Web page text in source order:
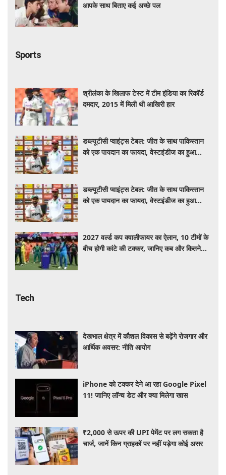
आपके साथ बिताए कई अच्छे पल
Sports
श्रीलंका के खिलाफ टेस्ट में टीम इंडिया का रिकॉर्ड
दमदार, 2015 में मिली थी आखिरी हार
डब्ल्यूटीसी प्वाइंट्स टेबल: जीत के साथ पाकिस्तान
को एक पायदान का फायदा, वेस्टइंडीज का हुआ
डब्ल्यूटीसी प्वाइंट्स टेबल: जीत के साथ पाकिस्तान
को एक पायदान का फायदा, वेस्टइंडीज का हुआ
2027 वर्ल्ड कप क्वालीफायर का ऐलान, 10 टीमों के
बीच होगी कांटे की टक्कर, जानिए कब और कितने
Tech
देखभाल क्षेत्र में कौशल विकास से बढ़ेंगे रोजगार और
आर्थिक अवसर: नीति आयोग
iPhone को टक्कर देने आ रहा Google Pixel
11! जानिए लॉन्च डेट और क्या मिलेगा खास
₹2,000 से ऊपर की UPI पेमेंट पर लग सकता है
चार्ज, जानें किन ग्राहकों पर नहीं पड़ेगा कोई असर